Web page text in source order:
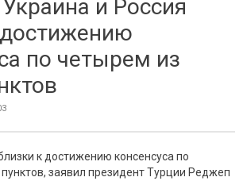
и Россия
по четырем из
к достижению консенсуса по
заявил президент Турции Реджеп